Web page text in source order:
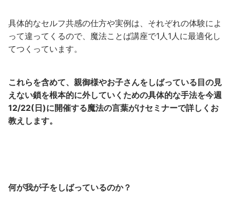
具体的なセルフ共感の仕方や実例は、それぞれの体験によ
って違ってくるので、魔法ことば講座で1人1人に最適化し
てつくっています。
これらを含めて、親御様やお子さんをしばっている目の見
えない鎖を根本的に外していくための具体的な手法を今週
12/22(日)に開催する魔法の言葉がけセミナーで詳しくお
教えします。
何が我が子をしばっているのか？